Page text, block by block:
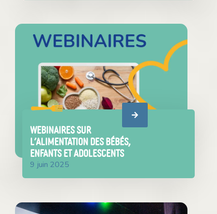
WEBINAIRES SUR
L’ALIMENTATION DES BÉBÉS,
ENFANTS ET ADOLESCENTS
9 juin 2025